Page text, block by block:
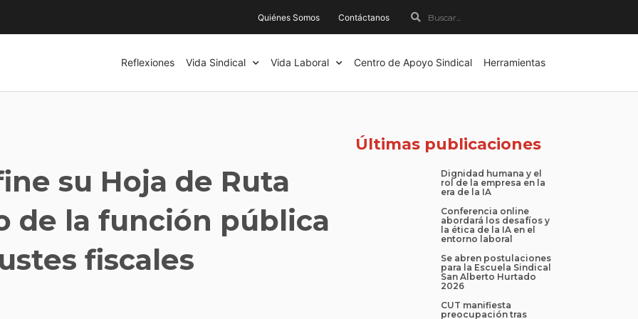
Quiénes Somos Contáctanos Buscar
Reflexiones Vida Sindical Vida Laboral Centro de Apoyo Sindical Herramientas
su Hoja de Ruta
de la función pública
fiscales
Últimas publicaciones
Dignidad humana y el
rol de la empresa en la
era de la IA
Conferencia online
abordará los desafíos y
la ética de la IA en el
entorno laboral
Se abren postulaciones
para la Escuela Sindical
San Alberto Hurtado
2026
CUT manifiesta
preocupación tras